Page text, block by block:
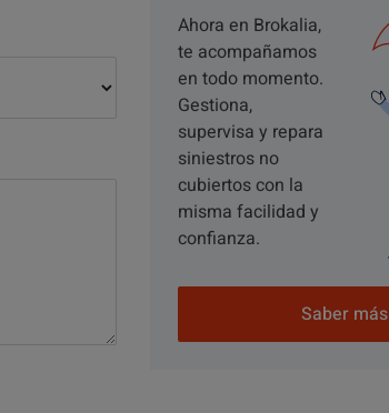
Ahora en Brokalia,
te acompañamos
en todo momento.
Gestiona,
supervisa y repara
siniestros no
cubiertos con la
misma facilidad y
confianza.
Saber más